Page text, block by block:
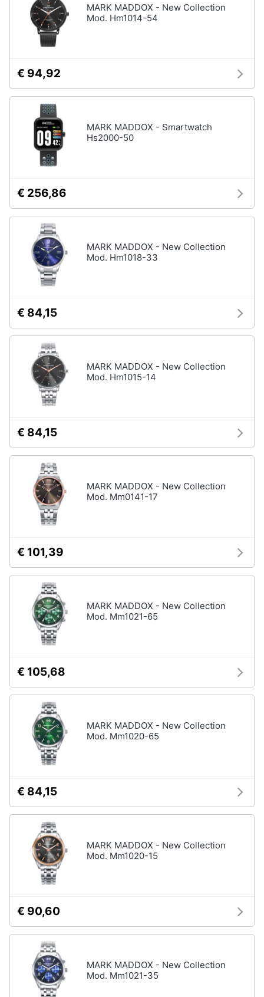
MARK MADDOX - New Collection
Mod. Hm1014-54
€ 94,92
MARK MADDOX - Smartwatch
Hs2000-50
€ 256,86
MARK MADDOX - New Collection
Mod. Hm1018-33
€ 84,15
MARK MADDOX - New Collection
Mod. Hm1015-14
€ 84,15
MARK MADDOX - New Collection
Mod. Mm0141-17
€ 101,39
MARK MADDOX - New Collection
Mod. Mm1021-65
€ 105,68
MARK MADDOX - New Collection
Mod. Mm1020-65
€ 84,15
MARK MADDOX - New Collection
Mod. Mm1020-15
€ 90,60
MARK MADDOX - New Collection
Mod. Mm1021-35